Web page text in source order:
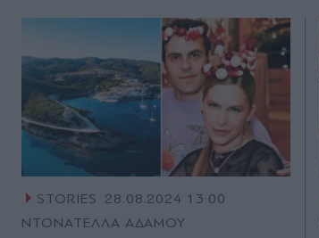
STORIES
28.08.2024 13:00
ΝΤΟΝΑΤΕΛΛΑ ΑΔΑΜΟΥ